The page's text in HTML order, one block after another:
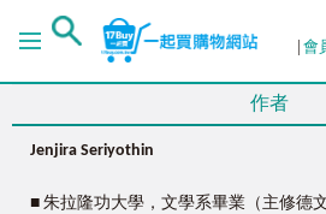
會
作者
Jenjira Seriyothin
■ 朱拉隆功大學，文學系畢業（主修德